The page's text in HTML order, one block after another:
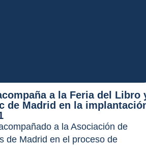
a la Feria del Libro
de Madrid en la
a la Asociación de
de Madrid en el proceso de